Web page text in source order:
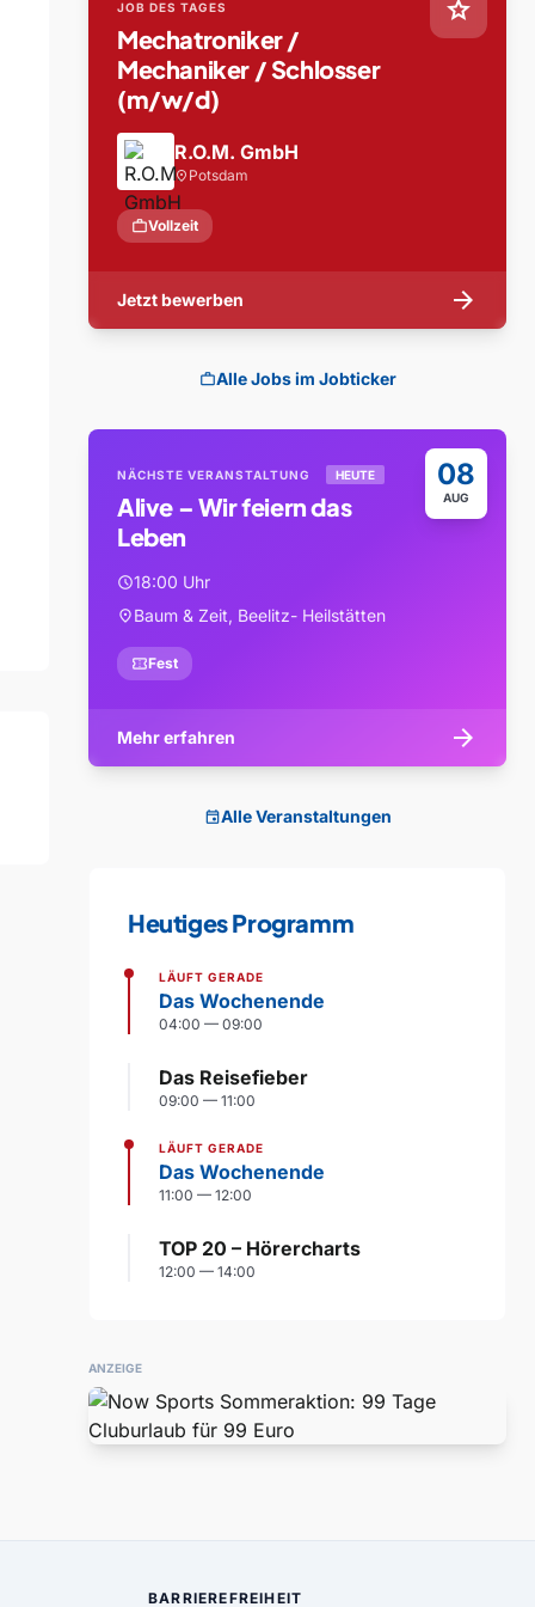
star
JOB DES TAGES
Mechatroniker /
Mechaniker / Schlosser
(m/w/d)
R.O.M. GmbH
location_on Potsdam
workVollzeit
Jetzt bewerben arrow_forward
workAlle Jobs im Jobticker
08
AUG
NÄCHSTE VERANSTALTUNG HEUTE
Alive – Wir feiern das
Leben
schedule18:00 Uhr
location_onBaum & Zeit, Beelitz- Heilstätten
confirmation_numberFest
Mehr erfahren arrow_forward
eventAlle Veranstaltungen
Heutiges Programm
LÄUFT GERADE
Das Wochenende
04:00 — 09:00
Das Reisefieber
09:00 — 11:00
LÄUFT GERADE
Das Wochenende
11:00 — 12:00
TOP 20 – Hörercharts
12:00 — 14:00
ANZEIGE
BARRIEREFREIHEIT